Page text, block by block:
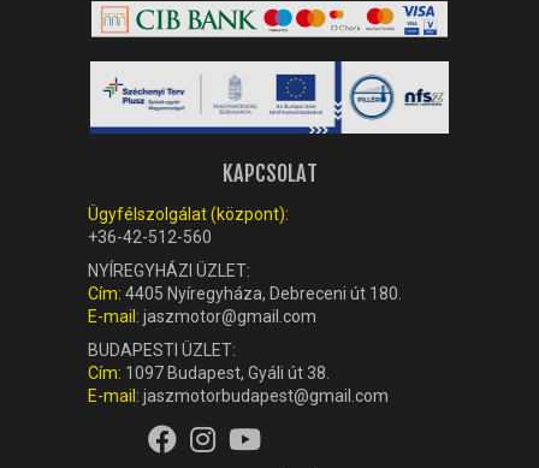
KAPCSOLAT
Ügyfélszolgálat (központ):
+36-42-512-560
NYÍREGYHÁZI ÜZLET:
Cím: 4405 Nyíregyháza, Debreceni út 180.
E-mail: jaszmotor@gmail.com
BUDAPESTI ÜZLET:
Cím: 1097 Budapest, Gyáli út 38.
E-mail: jaszmotorbudapest@gmail.com